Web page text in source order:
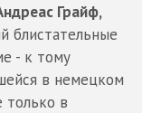
Грайф,
блистательные
- к тому
в немецком
только в